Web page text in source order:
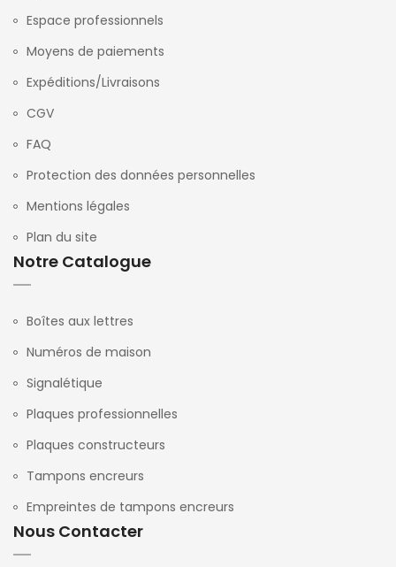
Espace professionnels
Moyens de paiements
Expéditions/Livraisons
CGV
FAQ
Protection des données personnelles
Mentions légales
Plan du site
Notre Catalogue
Boîtes aux lettres
Numéros de maison
Signalétique
Plaques professionnelles
Plaques constructeurs
Tampons encreurs
Empreintes de tampons encreurs
Nous Contacter